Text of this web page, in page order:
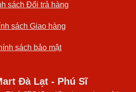
sách Đổi trả hàng
sách Giao hàng
sách bảo mật
Đà Lạt - Phú Sĩ